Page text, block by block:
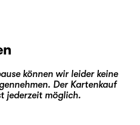
können wir leider keine
Der Kartenkauf
jederzeit möglich.